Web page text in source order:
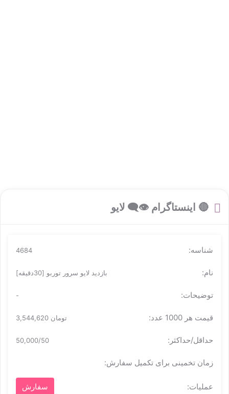
🔴 اینستاگرام 👁‍🗨 لایو
4684
بازدید لایو سرور توربو [30دقیقه]
-
تومان 3,544,620
50,000/50
سفارش